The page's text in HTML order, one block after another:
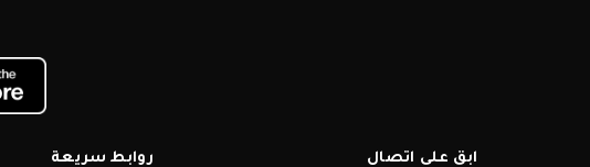
ابق على اتصال روابط سريعة